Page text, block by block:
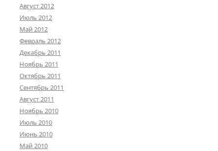
Август 2012
Июль 2012
Май 2012
Февраль 2012
Декабрь 2011
Ноябрь 2011
Октябрь 2011
Сентябрь 2011
Август 2011
Ноябрь 2010
Июль 2010
Июнь 2010
Май 2010